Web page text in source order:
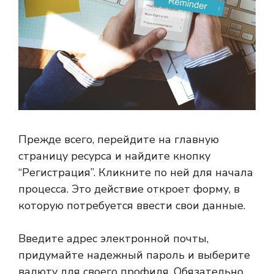
Прежде всего, перейдите на главную
страницу ресурса и найдите кнопку
“Регистрация”. Кликните по ней для начала
процесса. Это действие откроет форму, в
которую потребуется ввести свои данные.
Введите адрес электронной почты,
придумайте надежный пароль и выберите